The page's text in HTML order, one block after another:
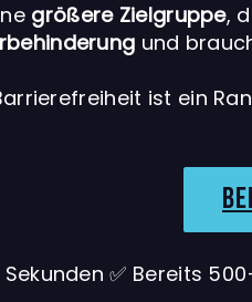
größere Zielgruppe,
und
ist ein
Sekunden ✅ Bereits 500